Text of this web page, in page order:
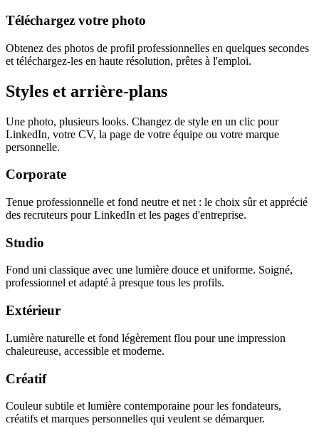
Téléchargez votre photo
Obtenez des photos de profil professionnelles en quelques secondes
et téléchargez-les en haute résolution, prêtes à l'emploi.
Styles et arrière-plans
Une photo, plusieurs looks. Changez de style en un clic pour
LinkedIn, votre CV, la page de votre équipe ou votre marque
personnelle.
Corporate
Tenue professionnelle et fond neutre et net : le choix sûr et apprécié
des recruteurs pour LinkedIn et les pages d'entreprise.
Studio
Fond uni classique avec une lumière douce et uniforme. Soigné,
professionnel et adapté à presque tous les profils.
Extérieur
Lumière naturelle et fond légèrement flou pour une impression
chaleureuse, accessible et moderne.
Créatif
Couleur subtile et lumière contemporaine pour les fondateurs,
créatifs et marques personnelles qui veulent se démarquer.